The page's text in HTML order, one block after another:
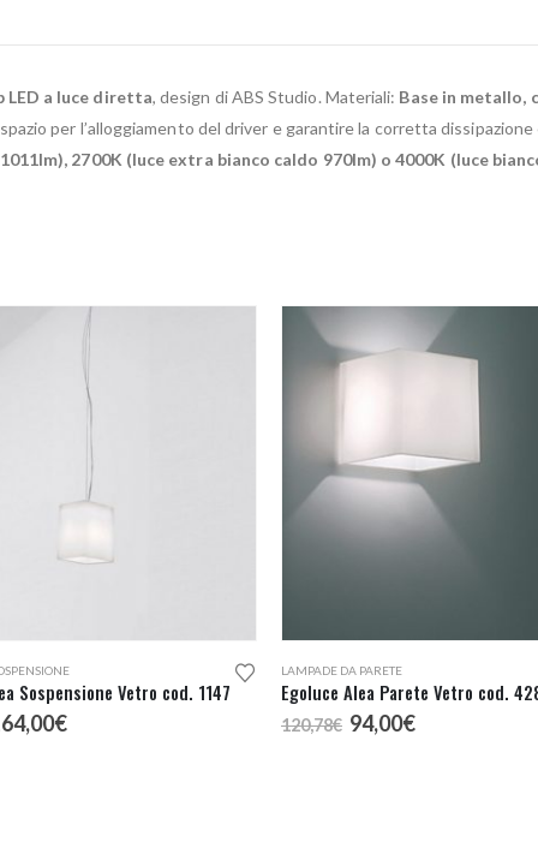
LED a luce diretta, design di ABS Studio. Materiali: Base in metallo,
per l’alloggiamento del driver e garantire la corretta
2700K (luce extra bianco caldo 970lm) o 4000K (luce
Sospensione Vetro cod. 1147
prezzo
€Il
LAMPADE DA PARETE
Egoluce Alea Parete Vetro cod.
120,78€ Il
prezzo
94,00€Il